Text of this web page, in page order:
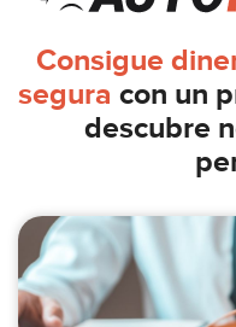
Consigue
segura con un
descubre